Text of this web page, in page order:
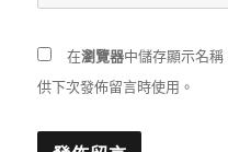
在瀏覽器中儲存顯示名
供下次發佈留言時使用。